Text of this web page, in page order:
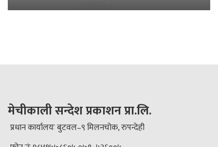
मेचीकाली सन्देश प्रकाशन प्रा.लि.
प्रधान कार्यालयः बुटवल–९ मिलनचोक, रुपन्देही